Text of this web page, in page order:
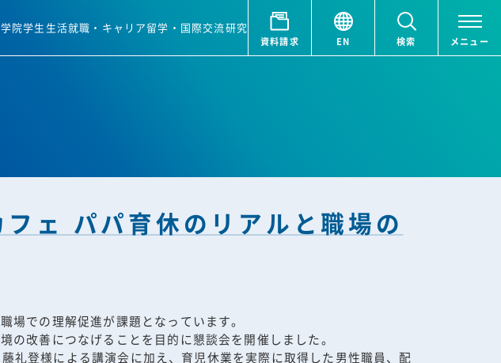
院学生生活就職・キャリア留学・国際交流研究
資料請求 EN 検索 メニュー
ェ パパ育休のリアルと職場の
での理解促進が課題となっています。
改善につなげることを目的に懇談会を開催しました。
礼登様による講演会に加え、育児休業を実際に取得した男性職員、配